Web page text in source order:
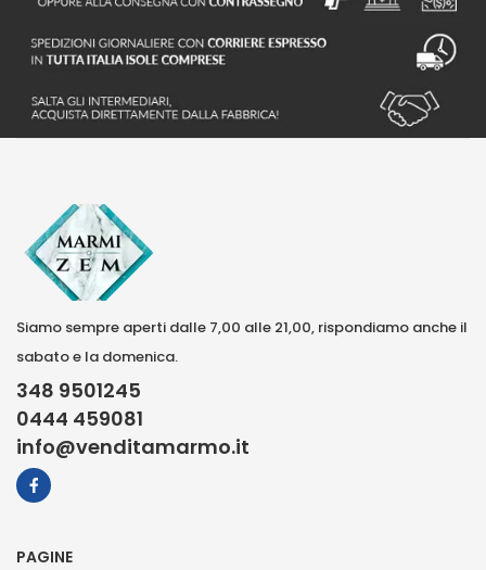
Siamo sempre aperti dalle 7,00 alle 21,00, rispondiamo anche il
sabato e la domenica.
348 9501245
0444 459081
info@venditamarmo.it
PAGINE